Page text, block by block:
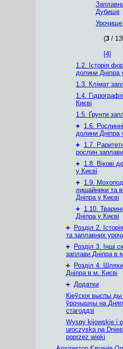
Дубище
Урочище
(3 /
[4]
1.2. Історія
долини Дніпра
1.3. Клімат
1.4.
Києві
1.5. Ґрунти
+ 1.6.
долини Дніпра
+ 1.7.
рослин
+ 1.8. Вікові
у Києві
+ 1.9.
лишайники та
Дніпра у Києві
+ 1.10.
Дніпра у Києві
+
Розділ 2.
та заплавних
+
Розділ 3. Інші
заплави Дніпра в
+
Розділ 4.
Дніпра в м. Києві
+ Додатки
Кіеўскія выспы
ўрочышчы на
стагоддзі
Wyspy kijowskie i
uroczyska na
poprzez wieki